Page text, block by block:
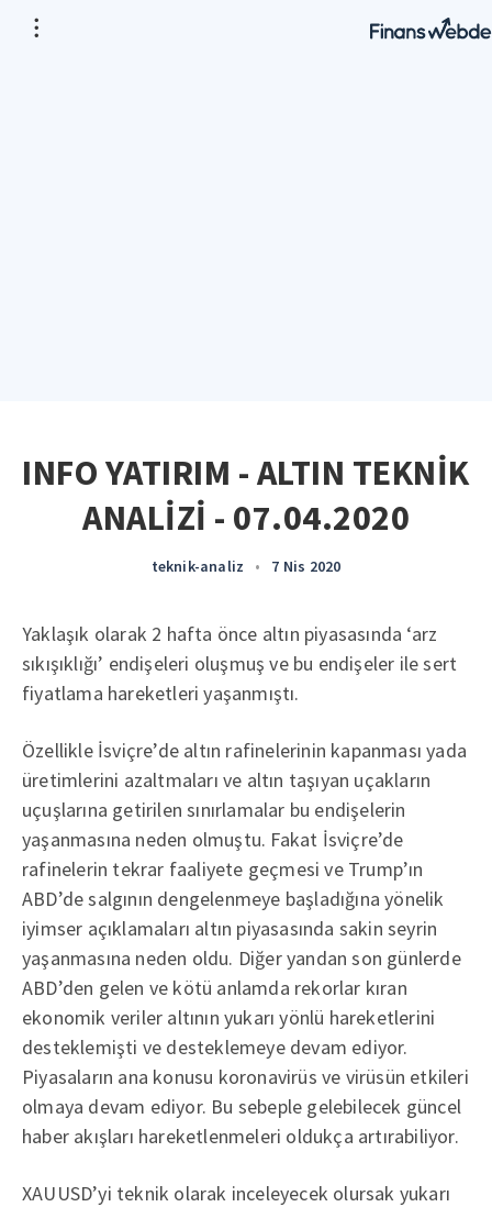
INFO YATIRIM - ALTIN TEKNİK
ANALİZİ - 07.04.2020
teknik-analiz • 7 Nis 2020
Yaklaşık olarak 2 hafta önce altın piyasasında ‘arz
sıkışıklığı’ endişeleri oluşmuş ve bu endişeler ile sert
fiyatlama hareketleri yaşanmıştı.
Özellikle İsviçre’de altın rafinelerinin kapanması yada
üretimlerini azaltmaları ve altın taşıyan uçakların
uçuşlarına getirilen sınırlamalar bu endişelerin
yaşanmasına neden olmuştu. Fakat İsviçre’de
rafinelerin tekrar faaliyete geçmesi ve Trump’ın
ABD’de salgının dengelenmeye başladığına yönelik
iyimser açıklamaları altın piyasasında sakin seyrin
yaşanmasına neden oldu. Diğer yandan son günlerde
ABD’den gelen ve kötü anlamda rekorlar kıran
ekonomik veriler altının yukarı yönlü hareketlerini
desteklemişti ve desteklemeye devam ediyor.
Piyasaların ana konusu koronavirüs ve virüsün etkileri
olmaya devam ediyor. Bu sebeple gelebilecek güncel
haber akışları hareketlenmeleri oldukça artırabiliyor.
XAUUSD’yi teknik olarak inceleyecek olursak yukarı